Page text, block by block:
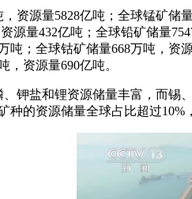
资源量5828亿吨；全球锰矿储
源量432亿吨；全球铅矿储量
吨；全球钴矿储量668万吨，资
，资源量690亿吨。
钾盐和锂资源储量丰富，而锡
种的资源储量全球占比超过